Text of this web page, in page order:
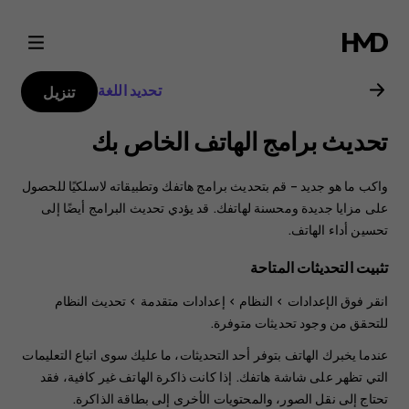
دليل
مستخدم
هاتف
Nokia
4.2
تحديد اللغة تنزيل
تحديث برامج الهاتف الخاص بك
واكب ما هو جديد – قم بتحديث برامج هاتفك وتطبيقاته لاسلكيًا للحصول
على مزايا جديدة ومحسنة لهاتفك. قد يؤدي تحديث البرامج أيضًا إلى
تحسين أداء الهاتف.
تثبيت التحديثات المتاحة
انقر فوق الإعدادات > النظام‏‎ > إعدادات متقدمة > تحديث النظام
للتحقق من وجود تحديثات متوفرة.
عندما يخبرك الهاتف بتوفر أحد التحديثات، ما عليك سوى اتباع التعليمات
التي تظهر على شاشة هاتفك. إذا كانت ذاكرة الهاتف غير كافية، فقد
تحتاج إلى نقل الصور، والمحتويات الأخرى إلى بطاقة الذاكرة.